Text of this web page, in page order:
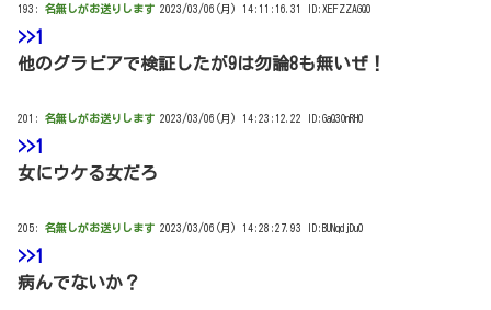
193: 名無しがお送りします 2023/03/06(月) 14:11:16.31 ID:XEFZZAGQ0
>>1
他のグラビアで検証したが9は勿論8も無いぜ！
201: 名無しがお送りします 2023/03/06(月) 14:23:12.22 ID:GaQ3OnRH0
>>1
女にウケる女だろ
205: 名無しがお送りします 2023/03/06(月) 14:28:27.93 ID:BUNqdjDu0
>>1
病んでないか？